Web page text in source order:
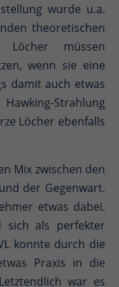
wurde u.a.
theoretischen
Löcher müssen
wenn sie eine
damit auch etwas
Strahlung
Löcher ebenfalls
Mix zwischen den
der Gegenwart.
etwas dabei.
sich als perfekter
konnte durch die
Praxis in die
war es